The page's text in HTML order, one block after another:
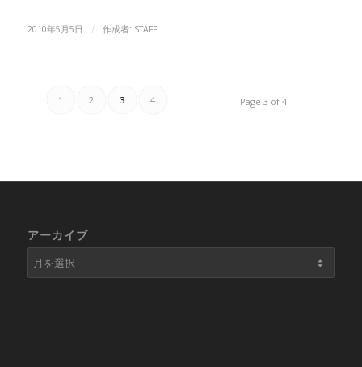
2010年5月5日 / 作成者: STAFF
Page 3 of 4
1 2 3 4
アーカイブ